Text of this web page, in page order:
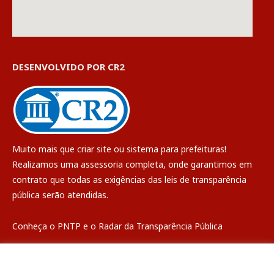
DESENVOLVIDO POR CR2
Muito mais que criar site ou sistema para prefeituras!
Realizamos uma assessoria completa, onde garantimos em
contrato que todas as exigências das leis de transparência
pública serão atendidas.
Conheça o PNTP e o Radar da Transparência Pública